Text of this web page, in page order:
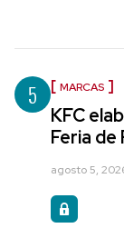
5 MARCAS
KFC
Feria de
agosto 5,